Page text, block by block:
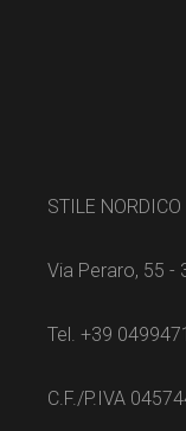
STILE NORDICO
Via Peraro, 55 -
Tel. +39
C.F./P.IVA